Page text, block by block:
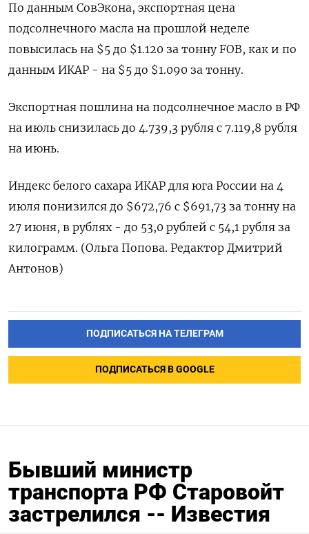
По данным СовЭкона, экспортная цена
подсолнечного масла на прошлой неделе
повысилась на $5 до $1.120 за тонну FOB, как и по
данным ИКАР - на $5 до $1.090 за тонну.
Экспортная пошлина на подсолнечное масло в РФ
на июль снизилась до 4.739,3 рубля с 7.119,8 рубля
на июнь.
Индекс белого сахара ИКАР для юга России на 4
июля понизился до $672,76 с $691,73 за тонну на
27 июня, в рублях - до 53,0 рублей с 54,1 рубля за
килограмм. (Ольга Попова. Редактор Дмитрий
Антонов)
ПОДПИСАТЬСЯ НА ТЕЛЕГРАМ
ПОДПИСАТЬСЯ В GOOGLE
Бывший министр
транспорта РФ Старовойт
застрелился -- Известия